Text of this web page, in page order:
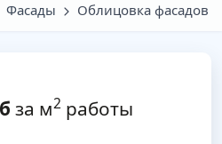
Фасады Облицовка фасадов
за м2работы